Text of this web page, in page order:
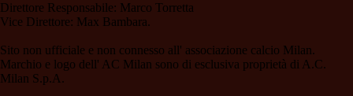
Direttore Responsabile: Marco Torretta
Vice Direttore: Max Bambara.
Sito non ufficiale e non connesso all' associazione calcio Milan.
Marchio e logo dell' AC Milan sono di esclusiva proprietà di A.C.
Milan S.p.A.